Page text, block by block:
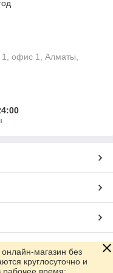
возможности в
офис 1, Алматы,
магазин без
круглосуточно и